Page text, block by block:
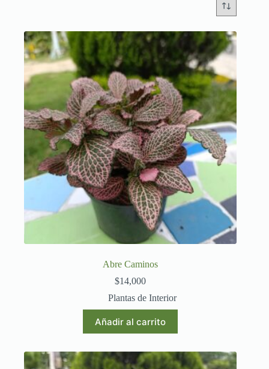
Abre Caminos
$14,000
Plantas de Interior
Añadir al carrito